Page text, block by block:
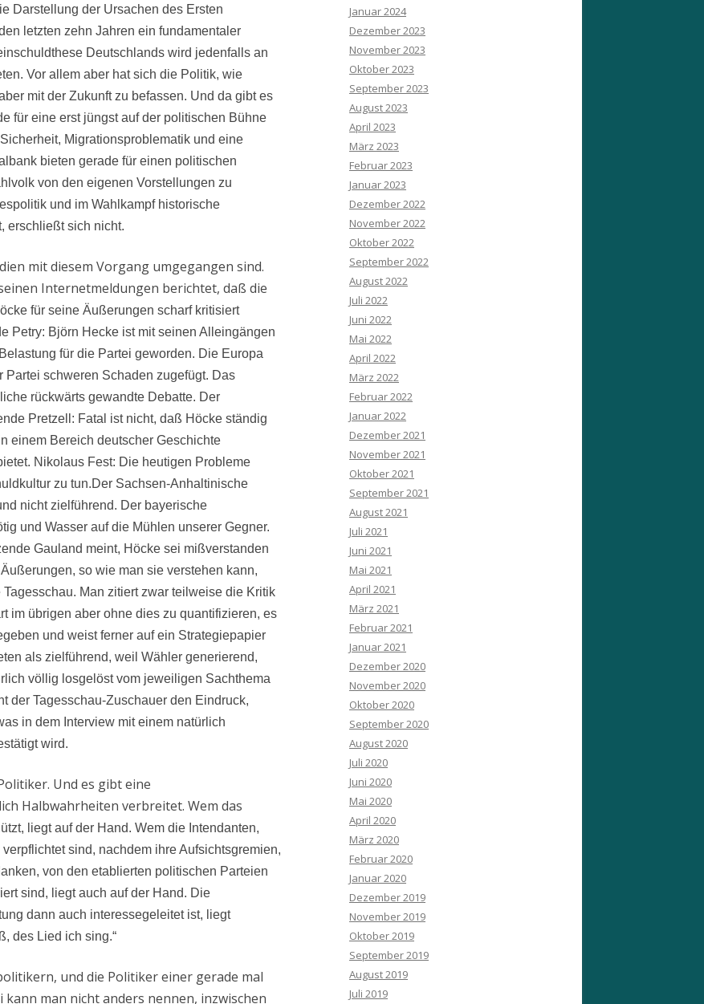
Darstellung der Ursachen des Ersten
letzten zehn Jahren ein fundamentaler
Deutschlands wird jedenfalls an
Vor allem aber hat sich die Politik, wie
mit der Zukunft zu befassen. Und da gibt es
für eine erst jüngst auf der politischen Bühne
Migrationsproblematik und eine
bieten gerade für einen politischen
von den eigenen Vorstellungen zu
und im Wahlkampf historische
erschließt sich nicht.
mit diesem Vorgang umgegangen sind.
Internetmeldungen berichtet, daß die
für seine Äußerungen scharf kritisiert
Petry: Björn Hecke ist mit seinen Alleingängen
für die Partei geworden. Die Europa
schweren Schaden zugefügt. Das
rückwärts gewandte Debatte. Der
Pretzell: Fatal ist nicht, daß Höcke ständig
einem Bereich deutscher Geschichte
Nikolaus Fest: Die heutigen Probleme
zu tun.Der Sachsen-Anhaltinische
nicht zielführend. Der bayerische
und Wasser auf die Mühlen unserer Gegner.
Gauland meint, Höcke sei mißverstanden
so wie man sie verstehen kann,
Man zitiert zwar teilweise die Kritik
im übrigen aber ohne dies zu quantifizieren, es
und weist ferner auf ein Strategiepapier
als zielführend, weil Wähler generierend,
völlig losgelöst vom jeweiligen Sachthema
der Tagesschau-Zuschauer den Eindruck,
in dem Interview mit einem natürlich
wird.
Und es gibt eine
Halbwahrheiten verbreitet. Wem das
liegt auf der Hand. Wem die Intendanten,
sind, nachdem ihre Aufsichtsgremien,
von den etablierten politischen Parteien
sind, liegt auch auf der Hand. Die
dann auch interessegeleitet ist, liegt
des Lied ich sing.“
und die Politiker einer gerade mal
man nicht anders nennen, inzwischen
Januar 2024
Dezember 2023
November 2023
Oktober 2023
September 2023
August 2023
April 2023
März 2023
Februar 2023
Januar 2023
Dezember 2022
November 2022
Oktober 2022
September 2022
August 2022
Juli 2022
Juni 2022
Mai 2022
April 2022
März 2022
Februar 2022
Januar 2022
Dezember 2021
November 2021
Oktober 2021
September 2021
August 2021
Juli 2021
Juni 2021
Mai 2021
April 2021
März 2021
Februar 2021
Januar 2021
Dezember 2020
November 2020
Oktober 2020
September 2020
August 2020
Juli 2020
Juni 2020
Mai 2020
April 2020
März 2020
Februar 2020
Januar 2020
Dezember 2019
November 2019
Oktober 2019
September 2019
August 2019
Juli 2019